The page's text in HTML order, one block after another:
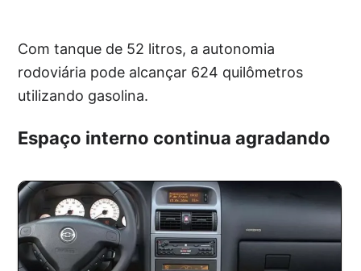
Com tanque de 52 litros, a autonomia
rodoviária pode alcançar 624 quilômetros
utilizando gasolina.
Espaço interno continua agradando